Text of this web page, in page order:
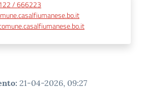
/ 666223
: 21-04-2026, 09:27